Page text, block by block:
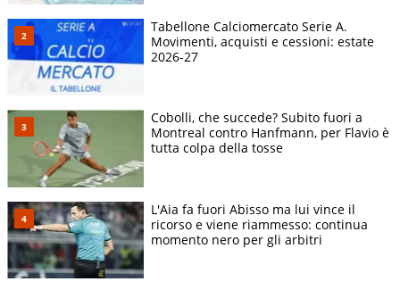
Tabellone Calciomercato Serie A.
Movimenti, acquisti e cessioni: estate
2026-27
Cobolli, che succede? Subito fuori a
Montreal contro Hanfmann, per Flavio è
tutta colpa della tosse
L'Aia fa fuori Abisso ma lui vince il
ricorso e viene riammesso: continua
momento nero per gli arbitri